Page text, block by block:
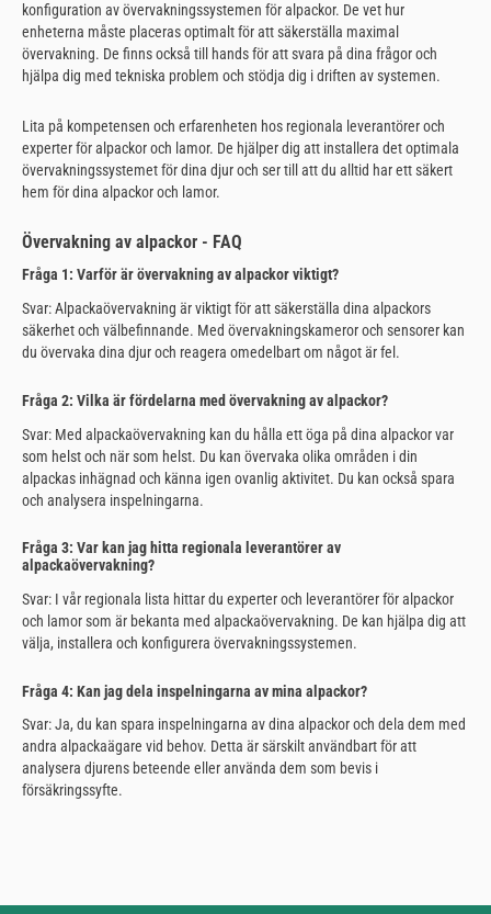
konfiguration av övervakningssystemen för alpackor. De vet hur
enheterna måste placeras optimalt för att säkerställa maximal
övervakning. De finns också till hands för att svara på dina frågor och
hjälpa dig med tekniska problem och stödja dig i driften av systemen.
Lita på kompetensen och erfarenheten hos regionala leverantörer och
experter för alpackor och lamor. De hjälper dig att installera det optimala
övervakningssystemet för dina djur och ser till att du alltid har ett säkert
hem för dina alpackor och lamor.
Övervakning av alpackor - FAQ
Fråga 1: Varför är övervakning av alpackor viktigt?
Svar: Alpackaövervakning är viktigt för att säkerställa dina alpackors
säkerhet och välbefinnande. Med övervakningskameror och sensorer kan
du övervaka dina djur och reagera omedelbart om något är fel.
Fråga 2: Vilka är fördelarna med övervakning av alpackor?
Svar: Med alpackaövervakning kan du hålla ett öga på dina alpackor var
som helst och när som helst. Du kan övervaka olika områden i din
alpackas inhägnad och känna igen ovanlig aktivitet. Du kan också spara
och analysera inspelningarna.
Fråga 3: Var kan jag hitta regionala leverantörer av
alpackaövervakning?
Svar: I vår regionala lista hittar du experter och leverantörer för alpackor
och lamor som är bekanta med alpackaövervakning. De kan hjälpa dig att
välja, installera och konfigurera övervakningssystemen.
Fråga 4: Kan jag dela inspelningarna av mina alpackor?
Svar: Ja, du kan spara inspelningarna av dina alpackor och dela dem med
andra alpackaägare vid behov. Detta är särskilt användbart för att
analysera djurens beteende eller använda dem som bevis i
försäkringssyfte.